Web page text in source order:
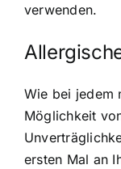
verwenden.
Wie bei jedem
Möglichkeit
ersten Mal an